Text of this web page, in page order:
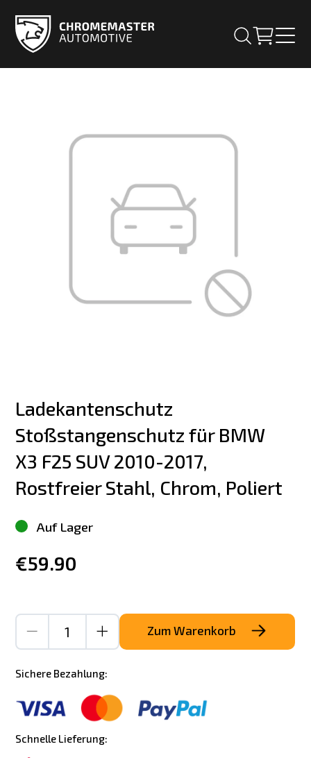
Ladekantenschutz
Stoßstangenschutz für BMW
X3 F25 SUV 2010-2017,
Rostfreier Stahl, Chrom, Poliert
Auf Lager
€59.90
Zum Warenkorb
Sichere Bezahlung:
Schnelle Lieferung: